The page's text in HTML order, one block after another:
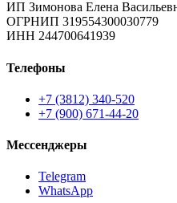
ИП Зимонова Елена
ОГРНИП 319554300030779
ИНН 244700641939
Телефоны
+7 (3812) 340-520
+7 (900) 671-44-20
Мессенджеры
Telegram
WhatsApp